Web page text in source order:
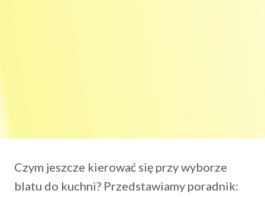
Czym jeszcze kierować się przy wyborze
blatu do kuchni? Przedstawiamy poradnik: